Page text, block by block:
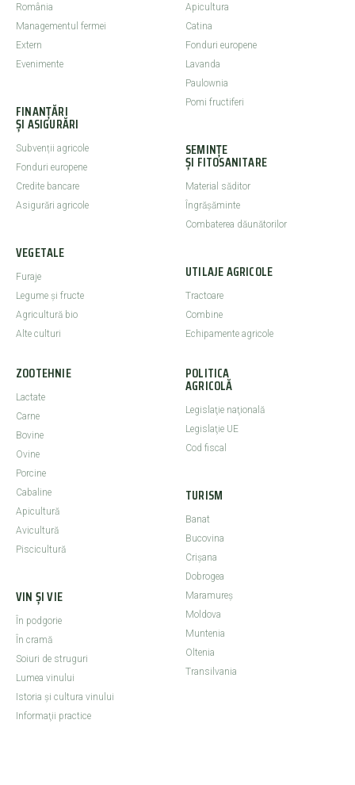
România
Managementul fermei
Extern
Evenimente
FINANȚĂRI
ȘI ASIGURĂRI
Subvenții agricole
Fonduri europene
Credite bancare
Asigurări agricole
VEGETALE
Furaje
Legume şi fructe
Agricultură bio
Alte culturi
Apicultura
Catina
Fonduri europene
Lavanda
Paulownia
Pomi fructiferi
SEMINȚE
ȘI FITOSANITARE
Material săditor
Îngrășăminte
Combaterea dăunătorilor
UTILAJE AGRICOLE
Tractoare
Combine
Echipamente agricole
ZOOTEHNIE
Lactate
Carne
Bovine
Ovine
Porcine
Cabaline
Apicultură
Avicultură
Piscicultură
VIN ȘI VIE
În podgorie
În cramă
Soiuri de struguri
Lumea vinului
Istoria şi cultura vinului
Informaţii practice
POLITICA
AGRICOLĂ
Legislaţie naţională
Legislaţie UE
Cod fiscal
TURISM
Banat
Bucovina
Crişana
Dobrogea
Maramureş
Moldova
Muntenia
Oltenia
Transilvania